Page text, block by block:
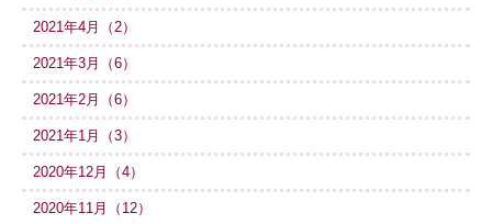
2021年4月（2）
2021年3月（6）
2021年2月（6）
2021年1月（3）
2020年12月（4）
2020年11月（12）